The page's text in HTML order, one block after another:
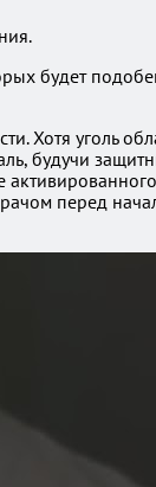
будет
Хотя уголь
будучи
перед